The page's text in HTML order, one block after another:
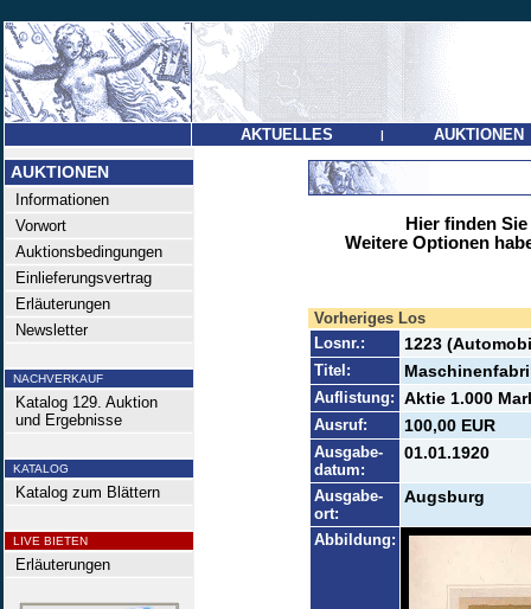
AKTUELLES | AUKTIONEN
AUKTIONEN
Informationen
Vorwort
Auktionsbedingungen
Einlieferungsvertrag
Erläuterungen
Newsletter
NACHVERKAUF
Katalog 129. Auktion
und Ergebnisse
KATALOG
Katalog zum Blättern
LIVE BIETEN
Erläuterungen
Hier finden
Weitere Optionen
Vorheriges Los
Losnr.:
1223
Titel:
Auflistung: Aktie 1.000
Ausruf: 100,00 EUR
Ausgabe-
datum:
01.01.1920
Ausgabe-
ort:
Augsburg
Abbildung: